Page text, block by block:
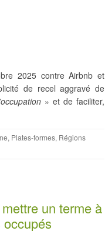
2025 contre Airbnb et
de recel aggravé de
» et de faciliter,
, Plates-formes, Régions
un terme à